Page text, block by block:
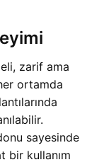
zarif ama
ortamda
sayesinde
bir kullanım